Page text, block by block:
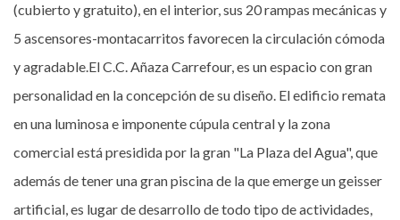
(cubierto y gratuito), en el interior, sus 20 rampas mecánicas y
5 ascensores-montacarritos favorecen la circulación cómoda
y agradable.El C.C. Añaza Carrefour, es un espacio con gran
personalidad en la concepción de su diseño. El edificio remata
en una luminosa e imponente cúpula central y la zona
comercial está presidida por la gran "La Plaza del Agua", que
además de tener una gran piscina de la que emerge un geisser
artificial, es lugar de desarrollo de todo tipo de actividades,